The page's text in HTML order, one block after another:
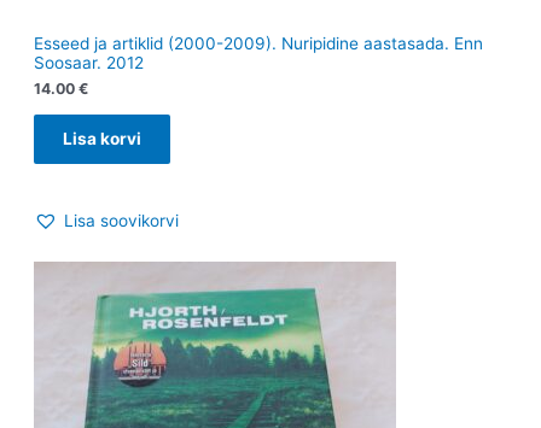
Esseed ja artiklid (2000-2009). Nuripidine aastasada. Enn
Soosaar. 2012
14.00 €
Lisa korvi
Lisa soovikorvi